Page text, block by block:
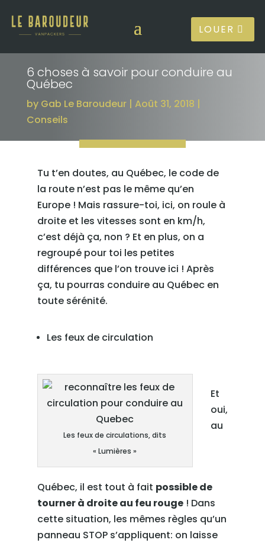
LOUER
6 choses à savoir pour conduire au
Québec
by Gab Le Baroudeur
Août 31, 2018
Conseils
Tu t’en doutes, au Québec, le code de
la route n’est pas le même qu’en
Europe ! Mais rassure-toi, ici, on roule à
droite et les vitesses sont en km/h,
c’est déjà ça, non ? Et en plus, on a
regroupé pour toi les petites
différences que l’on trouve ici ! Après
ça, tu pourras conduire au Québec en
toute sérénité.
Les feux de circulation
Les feux de circulations, dits
« Lumières »
Et
oui,
au
Québec, il est tout à fait possible de
tourner à droite au feu rouge! Dans
cette situation, les mêmes règles qu’un
panneau STOP s’appliquent: on laisse